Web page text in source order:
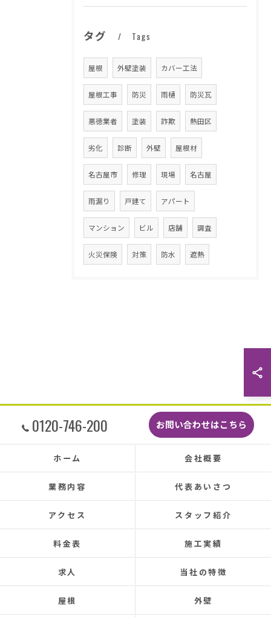
タグ Tags
屋根 外壁塗装 カバー工法
屋根工事 防災 雨樋 防災瓦
悪徳業者 塗装 詐欺 熱田区
劣化 診断 外壁 屋根材
名古屋市 修理 現場 名古屋
雨漏り 戸建て アパート
マンション ビル 店舗 調査
火災保険 対策 防水 遮熱
0120-746-200 お問い合わせはこちら
ホーム 会社概要
業務内容 代表あいさつ
アクセス スタッフ紹介
料金表 施工実績
求人 当社の特徴
屋根 外壁